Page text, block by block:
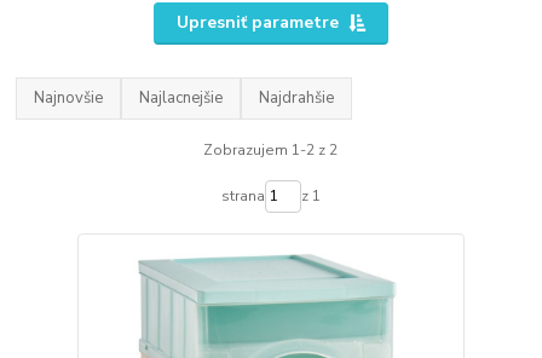
Upresniť parametre
Najnovšie Najlacnejšie Najdrahšie
Zobrazujem 1-2 z 2
strana z 1